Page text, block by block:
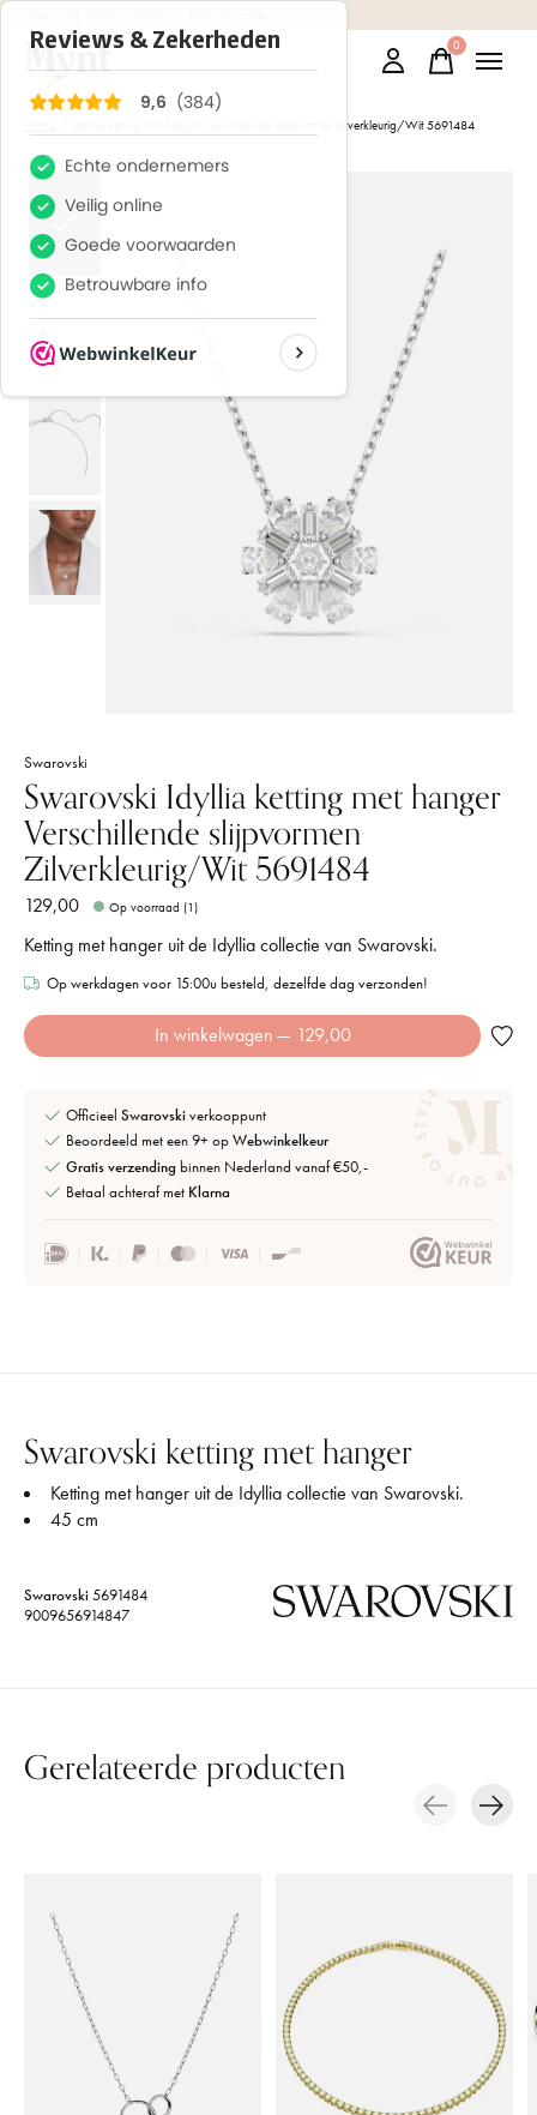
0items
Idyllia ketting met hanger Verschillende slijpvormen Zilverkleurig/Wit 5691484
Swarovski
Swarovski Idyllia ketting met hanger
Verschillende slijpvormen
Zilverkleurig/Wit 5691484
129,00 Op voorraad (1)
Ketting met hanger uit de Idyllia collectie van Swarovski.
Op werkdagen voor 15:00u besteld, dezelfde dag verzonden!
In winkelwagen — 129,00
Officieel Swarovskiverkooppunt
Beoordeeld met een 9+ opWebwinkelkeur
Gratis verzending binnen Nederland vanaf €50,-
Betaal achteraf met Klarna
Swarovski ketting met hanger
Ketting met hanger uit de Idyllia collectie van Swarovski.
45 cm
Swarovski5691484
9009656914847
Gerelateerde producten